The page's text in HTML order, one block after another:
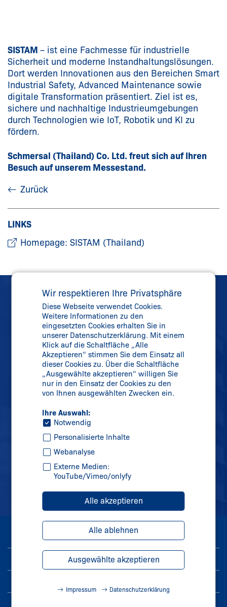
SISTAM – ist eine Fachmesse für industrielle
Sicherheit und moderne Instandhaltungslösungen.
Dort werden Innovationen aus den Bereichen Smart
Industrial Safety, Advanced Maintenance sowie
digitale Transformation präsentiert. Ziel ist es,
sichere und nachhaltige Industrieumgebungen
durch Technologien wie IoT, Robotik und KI zu
fördern.
Schmersal (Thailand) Co. Ltd. freut sich auf Ihren
Besuch auf unserem Messestand.
Zurück
LINKS
Homepage: SISTAM (Thailand)
Direkter Kontakt
Telefon:+49 202 6474-0
Telefax: +49 202 6474-100
info@schmersal.com
© 2026 K.A. Schmersal GmbH & Co. KG
Impressum
Wir respektieren Ihre Privatsphäre
Diese Webseite verwendet Cookies.
Weitere Informationen zu den
eingesetzten Cookies erhalten Sie in
unserer Datenschutzerklärung. Mit einem
Klick auf die Schaltfläche „Alle
Akzeptieren“ stimmen Sie dem Einsatz all
dieser Cookies zu. Über die Schaltfläche
„Ausgewählte akzeptieren“ willigen Sie
nur in den Einsatz der Cookies zu den
von Ihnen ausgewählten Zwecken ein.
Ihre Auswahl:
Notwendig
Personalisierte Inhalte
Webanalyse
Externe Medien:
YouTube/Vimeo/onlyfy
Alle akzeptieren
Alle ablehnen
Ausgewählte akzeptieren
Impressum Datenschutzerklärung